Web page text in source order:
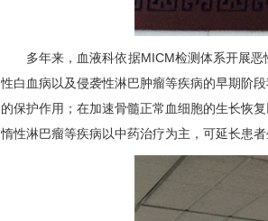
多年来，血液科依据MICM检测体系开展
性白血病以及侵袭性淋巴肿瘤等疾病的早期阶
的保护作用；在加速骨髓正常血细胞的生长恢
惰性淋巴瘤等疾病以中药治疗为主，可延长患者